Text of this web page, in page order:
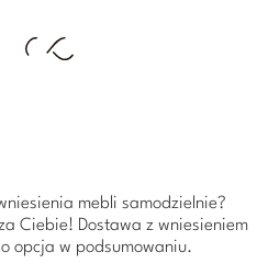
mebli samodzielnie?
Ciebie! Dostawa z wniesieniem
opcja w podsumowaniu.